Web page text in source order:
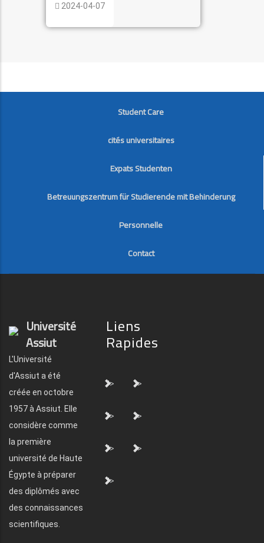
2024-04-07
FOOTER
Student Care
cités universitaires
Expats Studenten
Betreuungszentrum für Studierende mit Behinderung
Personnelle
Contact
Université
Assiut
L'Université
d'Assiut a été
créée en octobre
1957 à Assiut. Elle
considère comme
la première
université de Haute
Égypte à préparer
des diplômés avec
des connaissances
scientifiques.
Liens
Rapides
"> ">
"> ">
"> ">
">